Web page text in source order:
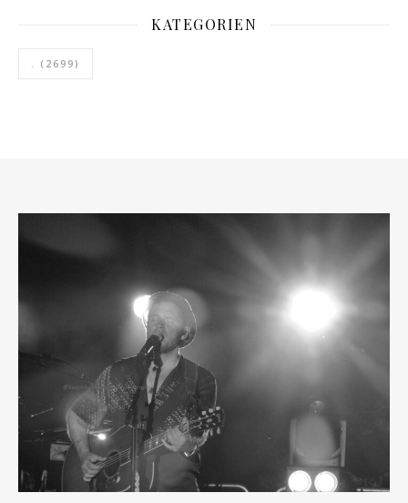
KATEGORIEN
. (2699)